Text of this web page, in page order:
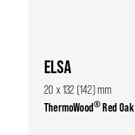
ELSA
20 x 132 (142) mm
ThermoWood®Red Oak